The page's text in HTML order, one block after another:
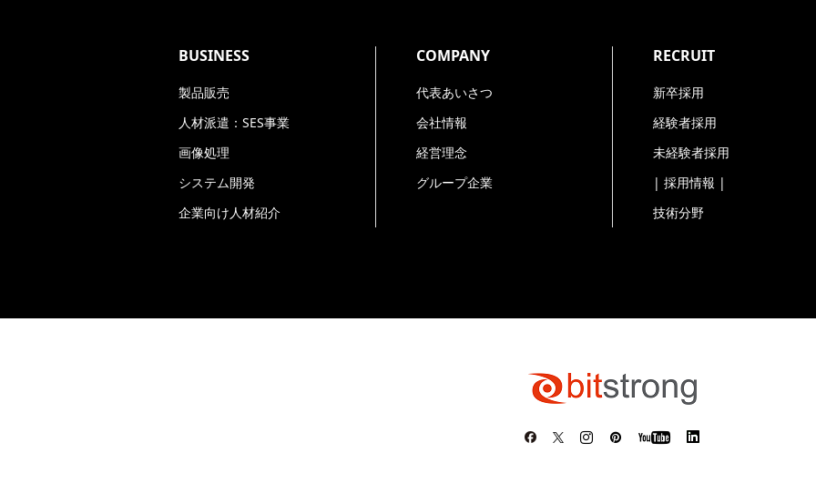
BUSINESS
製品販売
人材派遣：SES事業
画像処理
システム開発
企業向け人材紹介
COMPANY
代表あいさつ
会社情報
経営理念
グループ企業
RECRUIT
新卒採用
経験者採用
未経験者採用
| 採用情報 |
技術分野